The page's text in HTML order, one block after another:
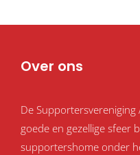
Over ons
De Supportersvereniging
goede en gezellige sfeer
supportershome onder